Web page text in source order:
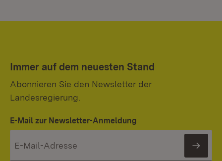
Immer auf dem neuesten Stand
Abonnieren Sie den Newsletter der
Landesregierung.
E-Mail zur Newsletter-Anmeldung